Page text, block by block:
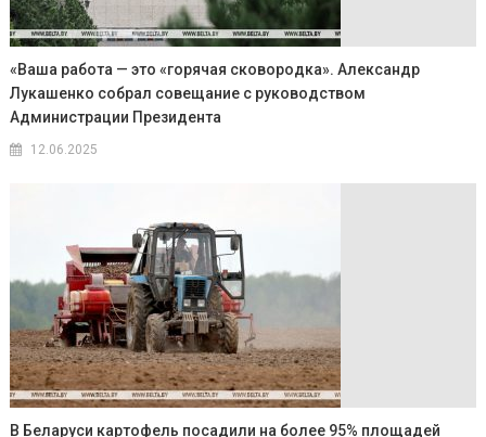
«Ваша работа — это «горячая сковородка». Александр
Лукашенко собрал совещание с руководством
Администрации Президента
12.06.2025
В Беларуси картофель посадили на более 95% площадей